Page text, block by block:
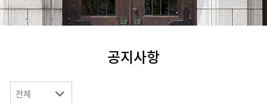
공지사항
전체